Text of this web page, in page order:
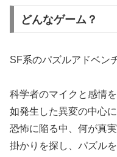
どんなゲーム？
SF系のパズルアドベン
科学者のマイクと感情
如発生した異変の中心
恐怖に陥る中、何が真
掛かりを探し、パズル